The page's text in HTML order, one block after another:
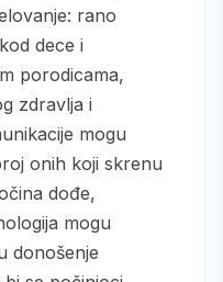
rano
dece i
porodicama,
zdravlja i
mogu
onih koji skrenu
dođe,
mogu
donošenje